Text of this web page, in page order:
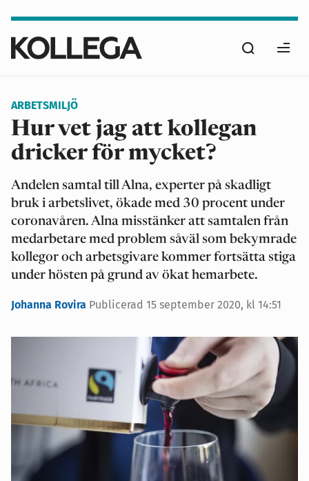
huvudinnehåll
Sök
ARBETSMILJÖ
Hur vet jag att kollegan
dricker för mycket?
Andelen samtal till Alna, experter på skadligt
bruk i arbetslivet, ökade med 30 procent under
coronavåren. Alna misstänker att samtalen från
medarbetare med problem såväl som bekymrade
kollegor och arbetsgivare kommer fortsätta stiga
under hösten på grund av ökat hemarbete.
Johanna Rovira Publicerad 15 september 2020, kl 14:51